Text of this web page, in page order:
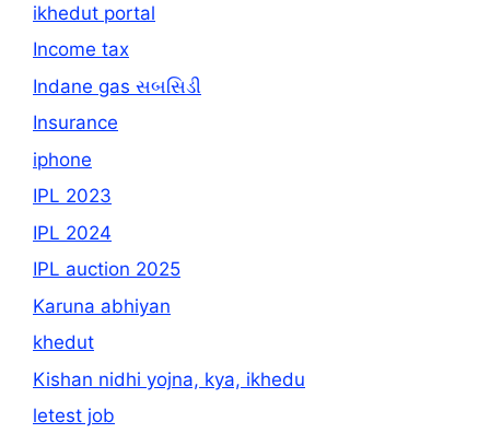
ikhedut portal
Income tax
Indane gas સબસિડી
Insurance
iphone
IPL 2023
IPL 2024
IPL auction 2025
Karuna abhiyan
khedut
Kishan nidhi yojna, kya, ikhedu
letest job